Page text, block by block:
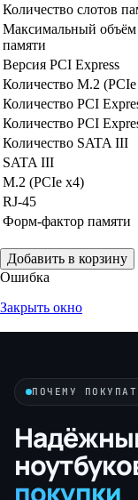
Количество слотов
Максимальный объём
памяти
Версия PCI Express
Количество M.2
Количество PCI
Количество PCI
Количество SATA III
SATA III
M.2 (PCIe x4)
RJ-45
Форм-фактор памяти
Добавить в корзину
Ошибка
Закрыть окно
ПОЧЕМУ
покупки